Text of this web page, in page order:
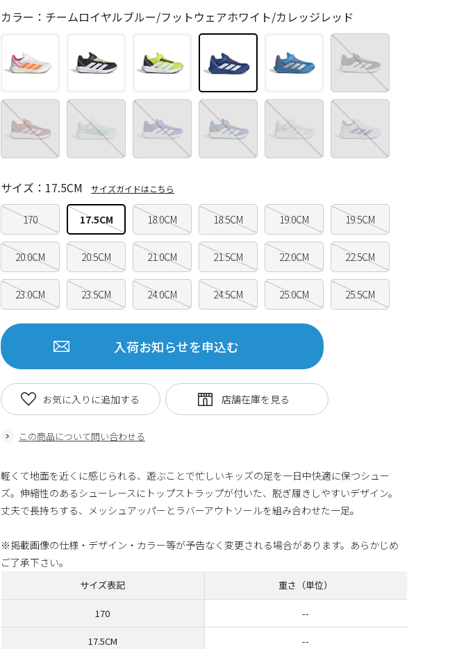
カラー：チームロイヤルブルー/フットウェアホワイト/カレッジレッド
170 17.5CM 18.0CM 18.5CM 19.0CM 19.5CM
20.0CM 20.5CM 21.0CM 21.5CM 22.0CM 22.5CM
23.0CM 23.5CM 24.0CM 24.5CM 25.0CM 25.5CM
サイズ：17.5CM サイズガイドはこちら
入荷お知らせを申込む
この商品について問い合わせる
お気に入りに追加する
軽くて地面を近くに感じられる、遊ぶことで忙しいキッズの足を一日中快適に保つシュー
ズ。伸縮性のあるシューレースにトップストラップが付いた、脱ぎ履きしやすいデザイン。
丈夫で長持ちする、メッシュアッパーとラバーアウトソールを組み合わせた一足。
※掲載画像の仕様・デザイン・カラー等が予告なく変更される場合があります。あらかじめ
ご了承下さい。
サイズ表記 重さ（単位）
170 --
17.5CM --